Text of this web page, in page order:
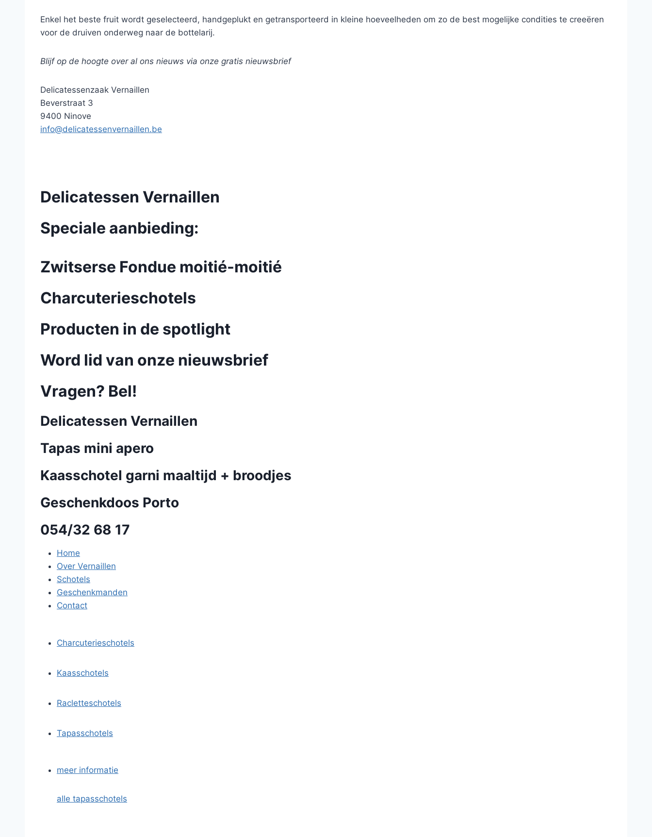
Enkel het beste fruit wordt geselecteerd, handgeplukt en getransporteerd in kleine hoeveelheden om zo de best mogelijke condities te creeëren
voor de druiven onderweg naar de bottelarij.
Blijf op de hoogte over al ons nieuws via onze gratis nieuwsbrief
Delicatessenzaak Vernaillen
Beverstraat 3
9400 Ninove
info@delicatessenvernaillen.be
Delicatessen Vernaillen
Speciale aanbieding:
Zwitserse Fondue moitié-moitié
Charcuterieschotels
Producten in de spotlight
Word lid van onze nieuwsbrief
Vragen? Bel!
Delicatessen Vernaillen
Tapas mini apero
Kaasschotel garni maaltijd + broodjes
Geschenkdoos Porto
054/32 68 17
Home
Over Vernaillen
Schotels
Geschenkmanden
Contact
Charcuterieschotels
Kaasschotels
Racletteschotels
Tapasschotels
meer informatie
alle tapasschotels